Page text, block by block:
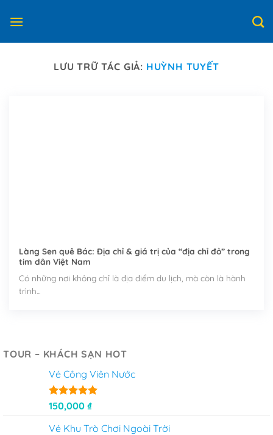
qua
LƯU TRỮ TÁC GIẢ: HUỲNH TUYẾT
Làng Sen quê Bác: Địa chỉ & giá trị của “địa chỉ đỏ” trong
tim dân Việt Nam
Có những nơi không chỉ là địa điểm du lịch, mà còn là hành
trình...
TOUR – KHÁCH SẠN HOT
Vé Công Viên Nước
Được xếp
hạng
sao
150,000 ₫
Vé Khu Trò Chơi Ngoài Trời